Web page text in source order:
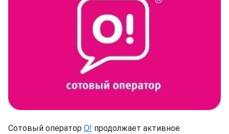
Сотовый оператор О! продолжает активное